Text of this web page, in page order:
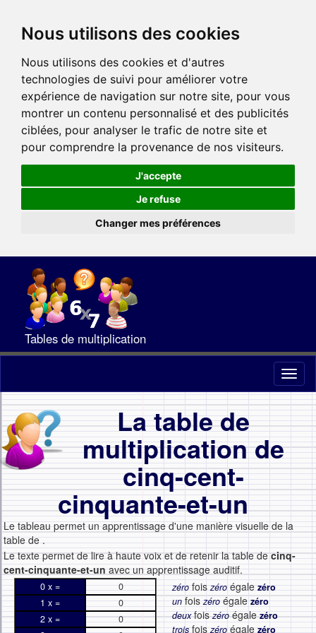
Nous utilisons des cookies
Nous utilisons des cookies et d'autres
technologies de suivi pour améliorer votre
expérience de navigation sur notre site, pour vous
montrer un contenu personnalisé et des publicités
ciblées, pour analyser le trafic de notre site et
pour comprendre la provenance de nos visiteurs.
J'accepte
Je refuse
Changer mes préférences
Tables de multiplication
La table de
multiplication de
cinq-cent-
cinquante-et-un
Le tableau permet un apprentissage d'une manière visuelle de la
table de .
Le texte permet de lire à haute voix et de retenir la table decinq-
cent-cinquante-et-un avec un apprentissage auditif.
0 x =
0
1 x =
0
2 x =
0
zéro foiszéro égale zéro
unfoiszéroégalezéro
deuxfoiszéroégalezéro
trois foiszéro égale zéro